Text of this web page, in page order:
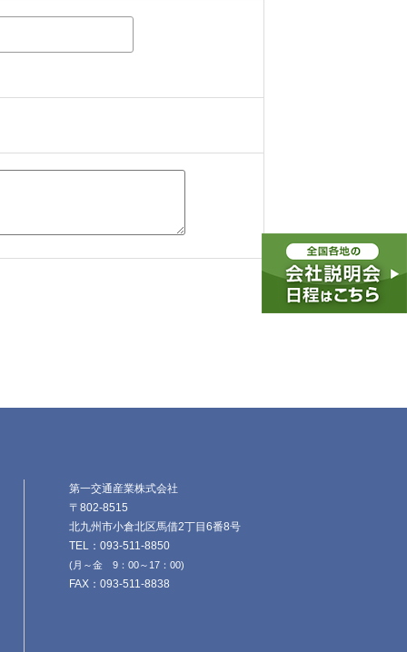
第一交通産業株式会社
〒802-8515
北九州市小倉北区馬借2丁目6番8号
TEL：093-511-8850
(月～金 9：00～17：00)
FAX：093-511-8838